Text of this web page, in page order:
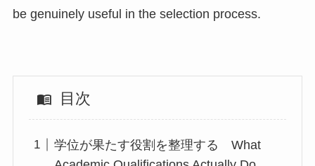
be genuinely useful in the selection process.
目次
学位が果たす役割を整理する What